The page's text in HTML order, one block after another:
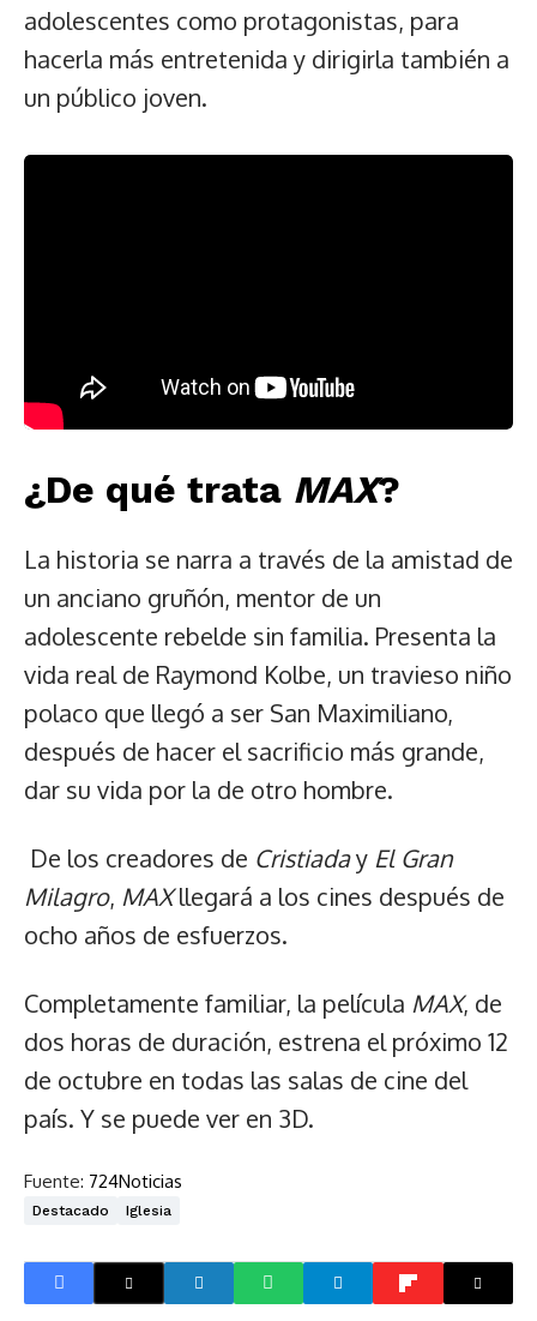
adolescentes como protagonistas, para
hacerla más entretenida y dirigirla también a
un público joven.
¿De qué trata MAX?
La historia se narra a través de la amistad de
un anciano gruñón, mentor de un
adolescente rebelde sin familia. Presenta la
vida real de Raymond Kolbe, un travieso niño
polaco que llegó a ser San Maximiliano,
después de hacer el sacrificio más grande,
dar su vida por la de otro hombre.
De los creadores de Cristiaday El Gran
Milagro, MAXllegará a los cines después de
ocho años de esfuerzos.
Completamente familiar, la película MAX, de
dos horas de duración, estrena el próximo 12
de octubre en todas las salas de cine del
país. Y se puede ver en 3D.
Fuente: 724Noticias
Destacado Iglesia